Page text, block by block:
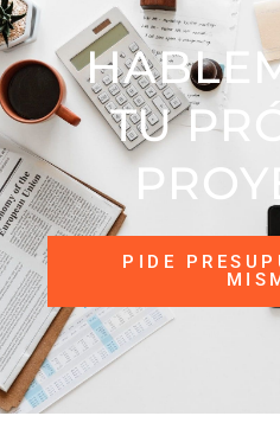
TU
PIDE